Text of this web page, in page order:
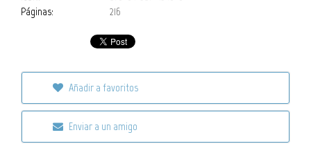
Páginas:
216
Añadir a favoritos
Enviar a un amigo